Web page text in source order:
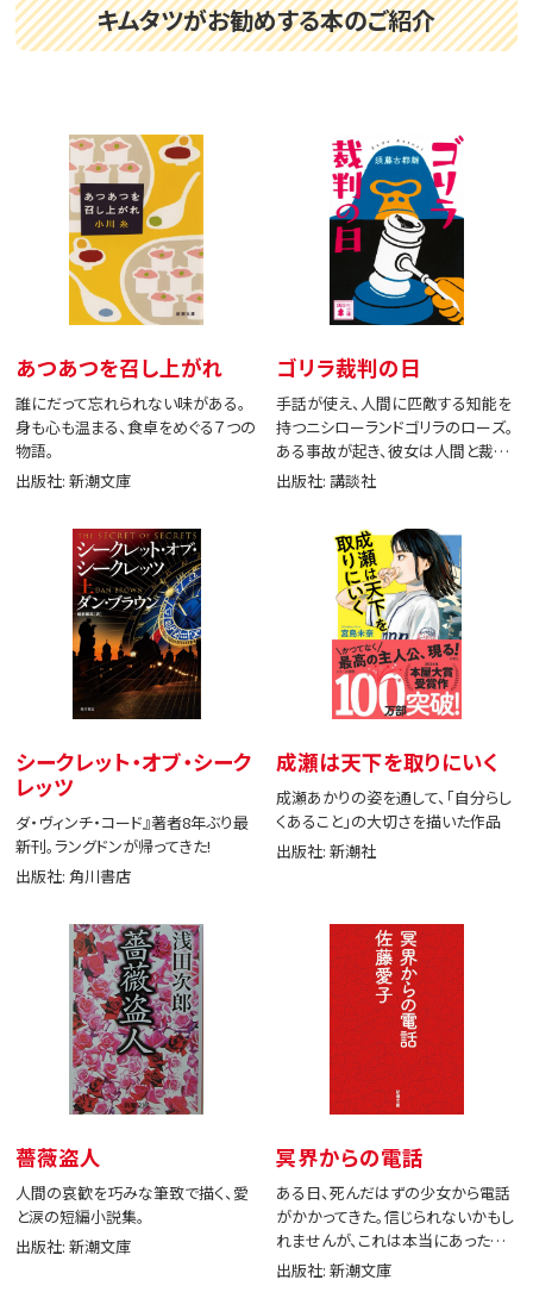
キムタツがお勧めする本のご紹介
あつあつを召し上がれ
誰にだって忘れられない味がある。
身も心も温まる、食卓をめぐる７つの
物語。
出版社: 新潮文庫
ゴリラ裁判の日
手話が使え、人間に匹敵する知能を
持つニシローランドゴリラのローズ。
ある事故が起き、彼女は人間と裁判
で闘う。
出版社: 講談社
シークレット・オブ・シーク
レッツ
ダ・ヴィンチ・コード』著者8年ぶり最
新刊。ラングドンが帰ってきた!
出版社: 角川書店
成瀬は天下を取りにいく
成瀬あかりの姿を通して、「自分らし
くあること」の大切さを描いた作品
出版社: 新潮社
薔薇盗人
人間の哀歓を巧みな筆致で描く、愛
と涙の短編小説集。
出版社: 新潮文庫
冥界からの電話
ある日、死んだはずの少女から電話
がかかってきた。信じられないかもし
れませんが、これは本当にあった出
来事です。
出版社: 新潮文庫